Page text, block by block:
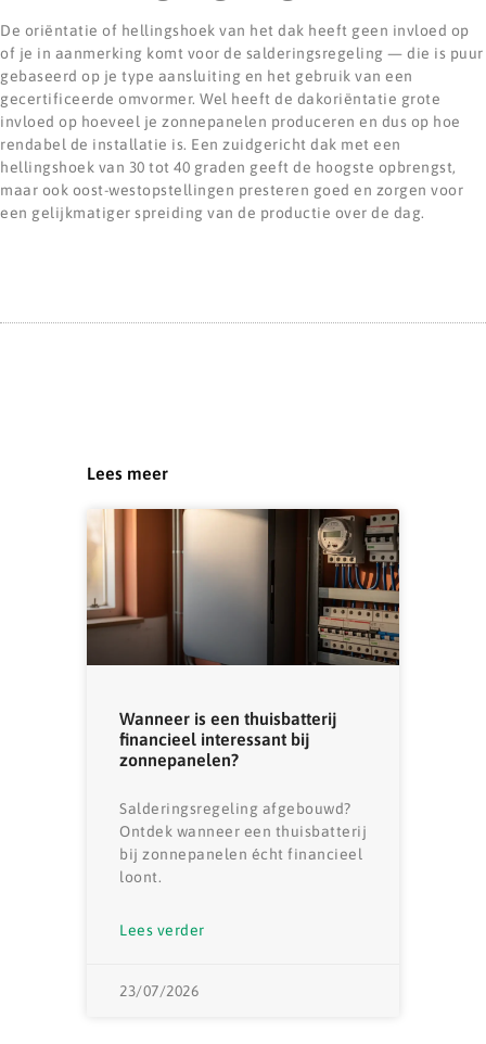
De oriëntatie of hellingshoek van het dak heeft geen invloed op
of je in aanmerking komt voor de salderingsregeling — die is puur
gebaseerd op je type aansluiting en het gebruik van een
gecertificeerde omvormer. Wel heeft de dakoriëntatie grote
invloed op hoeveel je zonnepanelen produceren en dus op hoe
rendabel de installatie is. Een zuidgericht dak met een
hellingshoek van 30 tot 40 graden geeft de hoogste opbrengst,
maar ook oost-westopstellingen presteren goed en zorgen voor
een gelijkmatiger spreiding van de productie over de dag.
Lees meer
Wanneer is een thuisbatterij
financieel interessant bij
zonnepanelen?
Salderingsregeling afgebouwd?
Ontdek wanneer een thuisbatterij
bij zonnepanelen écht financieel
loont.
Lees verder
23/07/2026